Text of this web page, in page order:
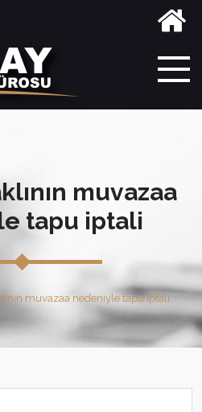
muvazaa
tapu iptali
muvazaa nedeniyle tapu iptali